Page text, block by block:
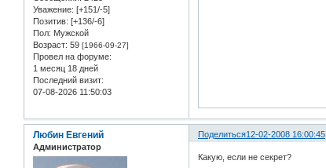
Уважение: [+151/-5]
Позитив: [+136/-6]
Пол: Мужской
Возраст: 59 [1966-09-27]
Провел на форуме:
1 месяц 18 дней
Последний визит:
07-08-2026 11:50:03
Поделиться12-02-2008 16:00:45
Любин Евгений
Администратор
Какую, если не секрет?